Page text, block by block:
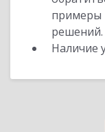
примеры
решений.
Наличие